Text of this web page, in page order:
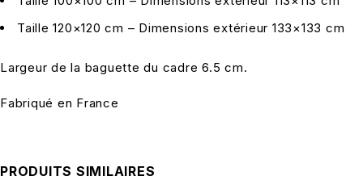
Taille 120×120 cm – Dimensions extérieur 133×133 cm
Largeur de la baguette du cadre 6.5 cm.
Fabriqué en France
PRODUITS SIMILAIRES